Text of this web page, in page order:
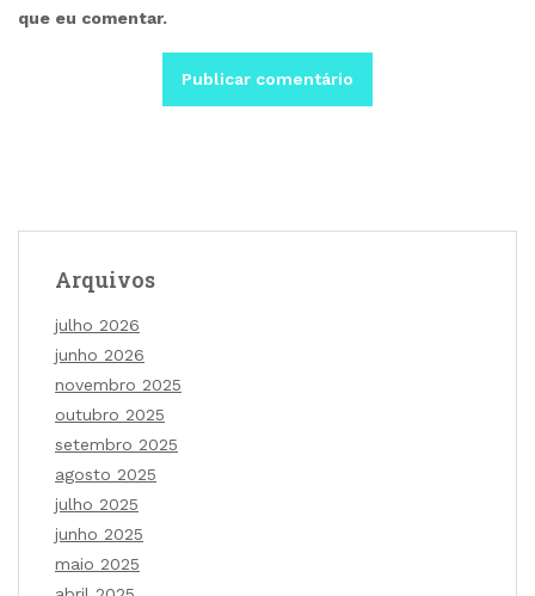
que eu comentar.
Arquivos
julho 2026
junho 2026
novembro 2025
outubro 2025
setembro 2025
agosto 2025
julho 2025
junho 2025
maio 2025